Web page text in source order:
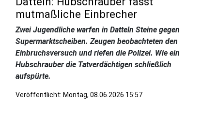
mutmaßliche Einbrecher
Zwei Jugendliche warfen in Datteln Steine gegen
Supermarktscheiben. Zeugen beobachteten den
Einbruchsversuch und riefen die Polizei. Wie ein
Hubschrauber die Tatverdächtigen schließlich
aufspürte.
Veröffentlicht: Montag, 08.06.2026 15:57